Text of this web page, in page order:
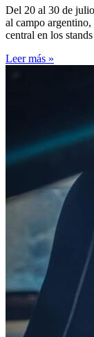
Del 20 al 30 de
al campo
central en los
Leer más »